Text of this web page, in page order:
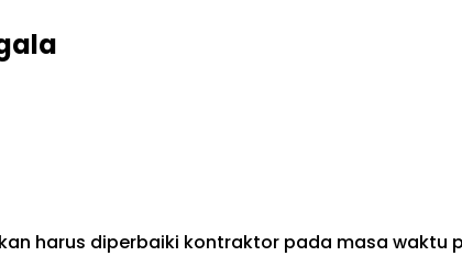
harus diperbaiki kontraktor pada masa waktu